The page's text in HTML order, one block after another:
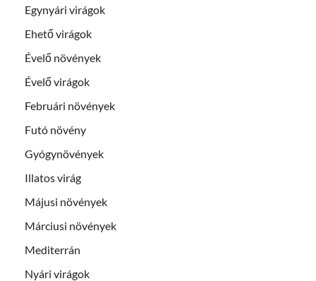
Egynyári virágok
Ehető virágok
Évelő növények
Évelő virágok
Februári növények
Futó növény
Gyógynövények
Illatos virág
Májusi növények
Márciusi növények
Mediterrán
Nyári virágok